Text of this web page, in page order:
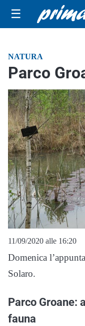
☰
NATURA
Parco
11/09/2020 alle 16:20
Domenica
Solaro.
Parco Groane:
fauna